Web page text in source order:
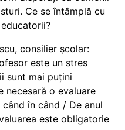
Ce se întâmplă cu
consilier școlar:
este un stres
sunt mai puțini
necesară o evaluare
în când / De anul
este obligatorie